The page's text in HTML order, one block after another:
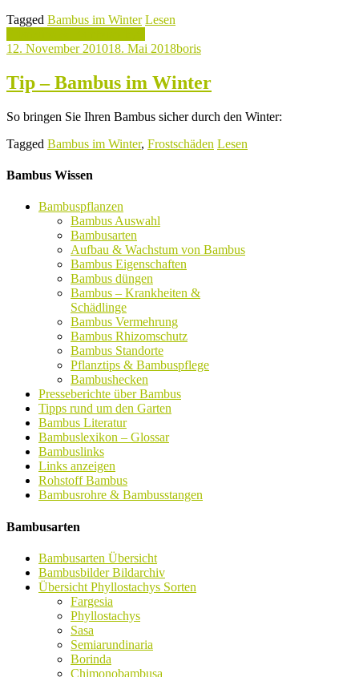
Tagged Bambus im Winter Lesen
12. November 201018. Mai 2018boris
Tip – Bambus im Winter
So bringen Sie Ihren Bambus sicher durch den Winter:
Tagged Bambus im Winter, Frostschäden Lesen
Bambus Wissen
Bambuspflanzen
Bambus Auswahl
Bambusarten
Aufbau & Wachstum von Bambus
Bambus Eigenschaften
Bambus düngen
Bambus – Krankheiten &
Schädlinge
Bambus Vermehrung
Bambus Rhizomschutz
Bambus Standorte
Pflanztips & Bambuspflege
Bambushecken
Presseberichte über Bambus
Tipps rund um den Garten
Bambus Literatur
Bambuslexikon – Glossar
Bambuslinks
Links anzeigen
Rohstoff Bambus
Bambusrohre & Bambusstangen
Bambusarten
Bambusarten Übersicht
Bambusbilder Bildarchiv
Übersicht Phyllostachys Sorten
Fargesia
Phyllostachys
Sasa
Semiarundinaria
Borinda
Chimonobambusa